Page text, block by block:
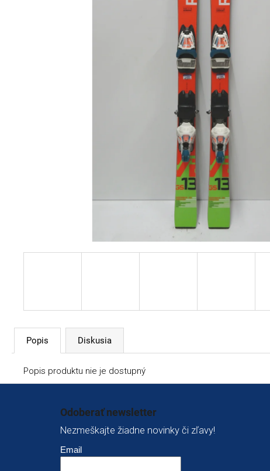
Popis Diskusia
Popis produktu nie je dostupný
Odoberať newsletter
Nezmeškajte žiadne novinky či zľavy!
Email